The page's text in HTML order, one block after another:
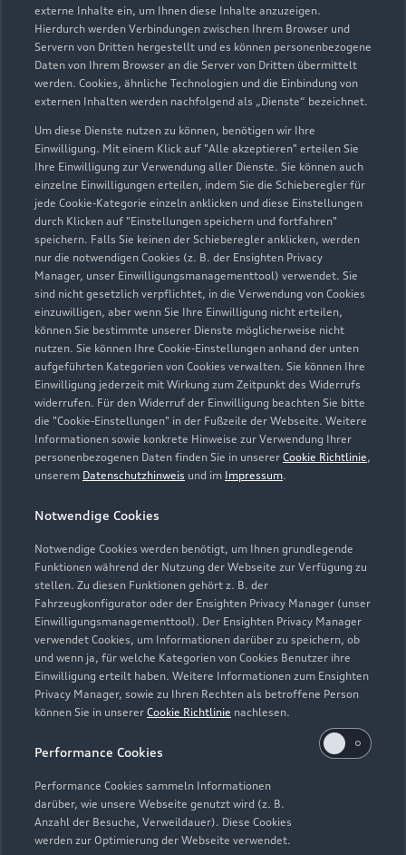
externe Inhalte ein, um Ihnen diese Inhalte anzuzeigen.
Hierdurch werden Verbindungen zwischen Ihrem Browser und
Servern von Dritten hergestellt und es können personenbezogene
Daten von Ihrem Browser an die Server von Dritten übermittelt
werden. Cookies, ähnliche Technologien und die Einbindung von
externen Inhalten werden nachfolgend als „Dienste“ bezeichnet.
Um diese Dienste nutzen zu können, benötigen wir Ihre
Einwilligung. Mit einem Klick auf "Alle akzeptieren" erteilen Sie
Ihre Einwilligung zur Verwendung aller Dienste. Sie können auch
einzelne Einwilligungen erteilen, indem Sie die Schieberegler für
jede Cookie-Kategorie einzeln anklicken und diese Einstellungen
durch Klicken auf "Einstellungen speichern und fortfahren"
speichern. Falls Sie keinen der Schieberegler anklicken, werden
nur die notwendigen Cookies (z. B. der Ensighten Privacy
Manager, unser Einwilligungsmanagementtool) verwendet. Sie
sind nicht gesetzlich verpflichtet, in die Verwendung von Cookies
einzuwilligen, aber wenn Sie Ihre Einwilligung nicht erteilen,
können Sie bestimmte unserer Dienste möglicherweise nicht
nutzen. Sie können Ihre Cookie-Einstellungen anhand der unten
aufgeführten Kategorien von Cookies verwalten. Sie können Ihre
Einwilligung jederzeit mit Wirkung zum Zeitpunkt des Widerrufs
widerrufen. Für den Widerruf der Einwilligung beachten Sie bitte
die "Cookie-Einstellungen" in der Fußzeile der Webseite. Weitere
Informationen sowie konkrete Hinweise zur Verwendung Ihrer
personenbezogenen Daten finden Sie in unserer Cookie Richtlinie,
unserem Datenschutzhinweis und im Impressum.
Notwendige Cookies
Notwendige Cookies werden benötigt, um Ihnen grundlegende
Funktionen während der Nutzung der Webseite zur Verfügung zu
stellen. Zu diesen Funktionen gehört z. B. der
Fahrzeugkonfigurator oder der Ensighten Privacy Manager (unser
Einwilligungsmanagementtool). Der Ensighten Privacy Manager
verwendet Cookies, um Informationen darüber zu speichern, ob
und wenn ja, für welche Kategorien von Cookies Benutzer ihre
Einwilligung erteilt haben. Weitere Informationen zum Ensighten
Privacy Manager, sowie zu Ihren Rechten als betroffene Person
können Sie in unserer Cookie Richtlinie nachlesen.
Performance Cookies
Performance Cookies sammeln Informationen
darüber, wie unsere Webseite genutzt wird (z. B.
Anzahl der Besuche, Verweildauer). Diese Cookies
werden zur Optimierung der Webseite verwendet.
Zu den Rädern
Zurück nach oben
Modelle
Alle Modelle
Modelle vergleichen
Elektromodelle
Plug-in-Hybride
Kaufen & leasen
Gebrauchtwagensuche
Gebrauchtwagen
Finanzierung
Service & Zubehör
Audi Services
Garantie
Kundenservice
Über Audi